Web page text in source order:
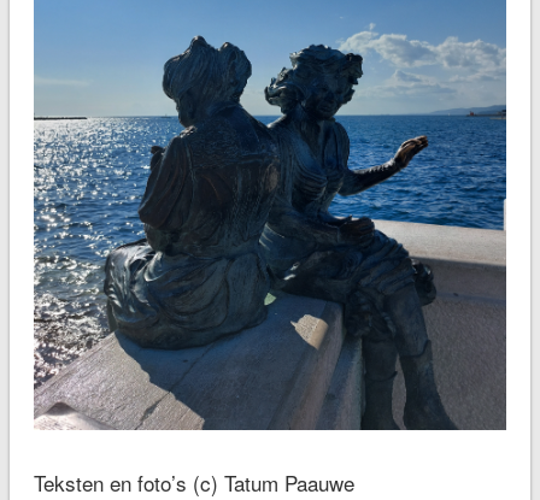
Teksten en foto’s (c) Tatum Paauwe